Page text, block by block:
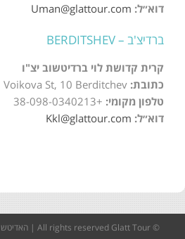
דוא״ל: Uman@glattour.com
ברדיצ'ב – BERDITSHEV
קרית קדושת לוי ברדיטשוב יצ"ו
כתובת:
טלפון מקומי: +38-098-0340213
דוא״ל: Kkl@glattour.com
© All rights reserved
Glatt Tour
|האדיטש